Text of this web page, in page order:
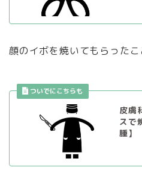
顔のイボを焼いてもらった
皮膚
スで
腫】